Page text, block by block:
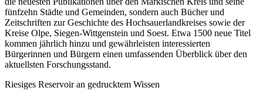
fünfzehn Städte und Gemeinden, sondern auch Bücher und
Zeitschriften zur Geschichte des Hochsauerlandkreises sowie der
Kreise Olpe, Siegen-Wittgenstein und Soest. Etwa 1500 neue Titel
kommen jährlich hinzu und gewährleisten interessierten
Bürgerinnen und Bürgern einen umfassenden Überblick über den
aktuellsten Forschungsstand.
Riesiges Reservoir an gedrucktem Wissen